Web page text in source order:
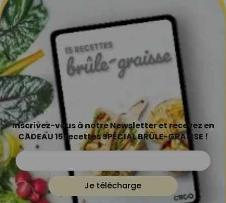
Inscrivez-vous à notre Newsletter et recevez en
CADEAU 15 recettes SPÉCIAL BRÛLE-GRAISSE !
Je télécharge